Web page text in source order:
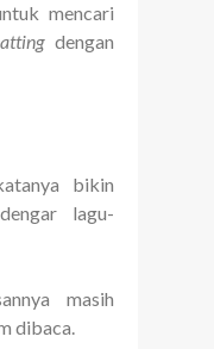
mencari
dengan
bikin
lagu-
masih
dibaca.